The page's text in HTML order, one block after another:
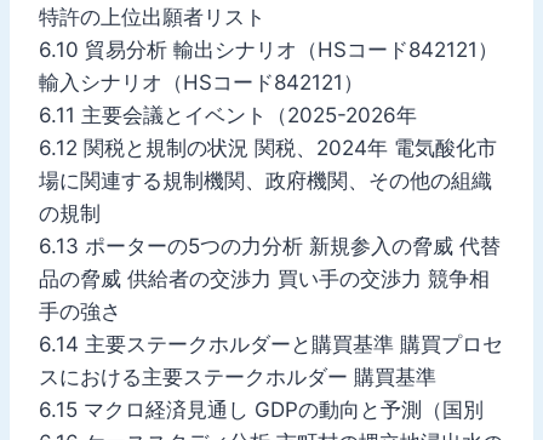
特許の上位出願者リスト
6.10 貿易分析 輸出シナリオ（HSコード842121）
輸入シナリオ（HSコード842121）
6.11 主要会議とイベント（2025-2026年
6.12 関税と規制の状況 関税、2024年 電気酸化市
場に関連する規制機関、政府機関、その他の組織
の規制
6.13 ポーターの5つの力分析 新規参入の脅威 代替
品の脅威 供給者の交渉力 買い手の交渉力 競争相
手の強さ
6.14 主要ステークホルダーと購買基準 購買プロセ
スにおける主要ステークホルダー 購買基準
6.15 マクロ経済見通し GDPの動向と予測（国別